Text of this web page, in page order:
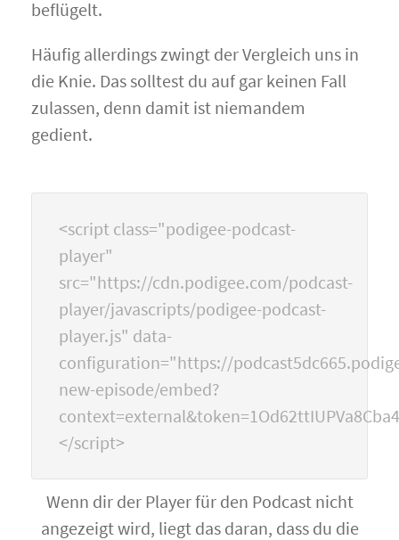
beflügelt.
Häufig allerdings zwingt der Vergleich uns in
die Knie. Das solltest du auf gar keinen Fall
zulassen, denn damit ist niemandem
gedient.
<script class="podigee-podcast-
player"
src="https://cdn.podigee.com/podcast-
player/javascripts/podigee-podcast-
player.js" data-
configuration="https://
new-episode/embed?
</script>
Wenn dir der Player für den Podcast nicht
angezeigt wird, liegt das daran, dass du die